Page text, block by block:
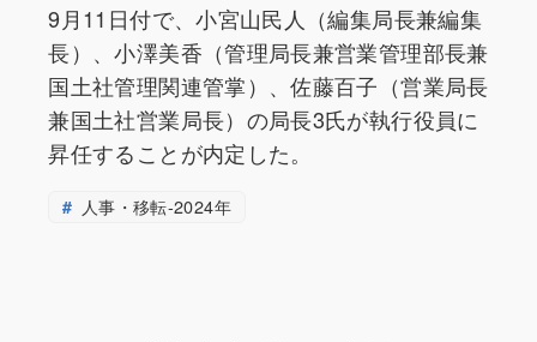
9月11日付で、小宮山民人（編集局長兼編集
長）、小澤美香（管理局長兼営業管理部長兼
国土社管理関連管掌）、佐藤百子（営業局長
兼国土社営業局長）の局長3氏が執行役員に
昇任することが内定した。
人事・移転-2024年